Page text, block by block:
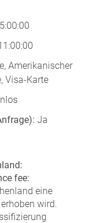
Amerikanischer
Visa-Karte
Ja
fee:
eine
wird.